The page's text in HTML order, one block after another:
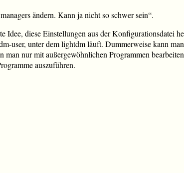
ändern. Kann ja nicht so schwer sein“.
Idee, diese Einstellungen aus der Konfigurationsdatei
user, unter dem lightdm läuft. Dummerweise kann
man nur mit außergewöhnlichen Programmen
auszuführen.